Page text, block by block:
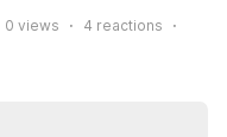
0 views 4 reactions